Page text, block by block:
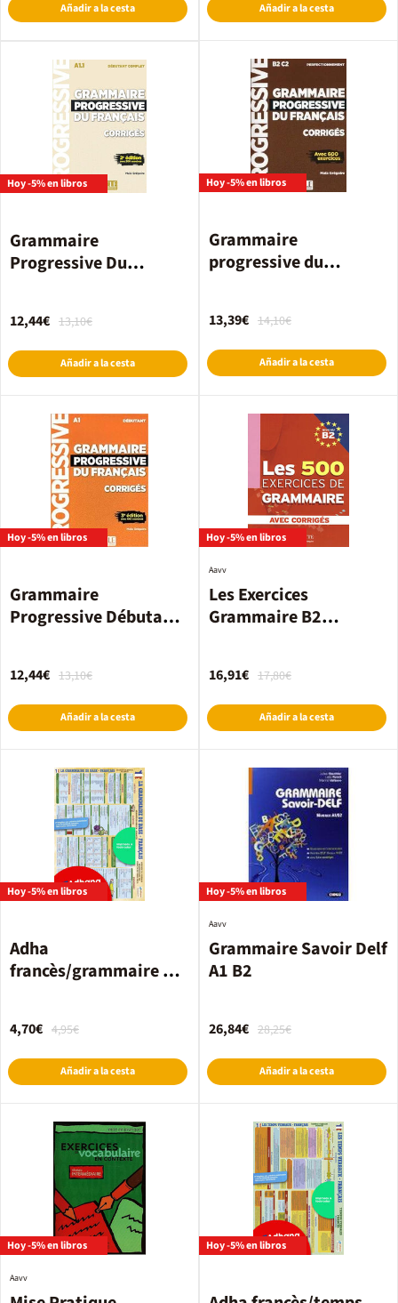
Añadir a la cesta Añadir a la cesta
Hoy -5% en libros
Grammaire
Progressive Du
13,10€
12,44€
Añadir a la cesta
Hoy -5% en libros
Grammaire
progressive du
14,10€
13,39€
Añadir a la cesta
Hoy -5% en libros
Grammaire
Progressive Débutant
13,10€
12,44€
Añadir a la cesta
Hoy -5% en libros
Les Exercices
Grammaire B2
Aavv
17,80€
16,91€
Añadir a la cesta
Hoy -5% en libros
Adha
francès/grammaire de
4,95€
4,70€
Añadir a la cesta
Hoy -5% en libros
Grammaire Savoir Delf
A1 B2
Aavv
28,25€
26,84€
Añadir a la cesta
Hoy -5% en libros
Aavv
Hoy -5% en libros